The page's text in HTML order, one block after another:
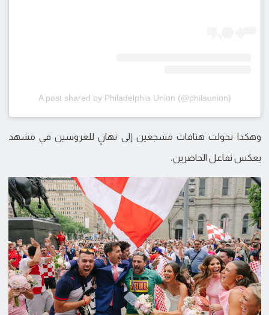
A post shared by Philadelphia Union (@philaunion)
وهكذا تحولت هتافات مشجعين إلى تهانٍ للعروسين في مشهد
يعكس تفاعل الحاضرين.